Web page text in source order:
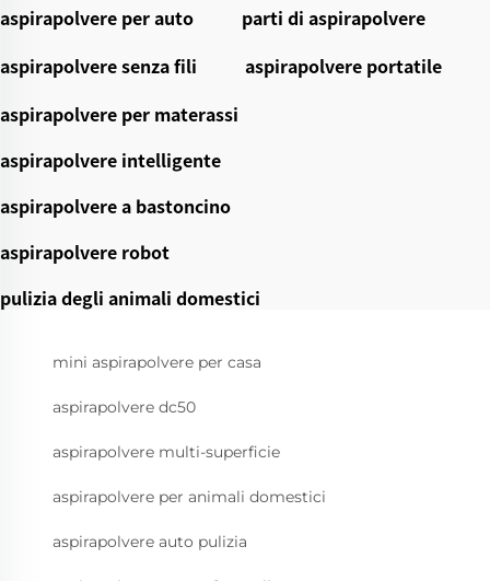
aspirapolvere per auto
parti di aspirapolvere
aspirapolvere senza fili
aspirapolvere portatile
aspirapolvere per materassi
aspirapolvere intelligente
aspirapolvere a bastoncino
aspirapolvere robot
pulizia degli animali domestici
mini aspirapolvere per casa
aspirapolvere dc50
aspirapolvere multi-superficie
aspirapolvere per animali domestici
aspirapolvere auto pulizia